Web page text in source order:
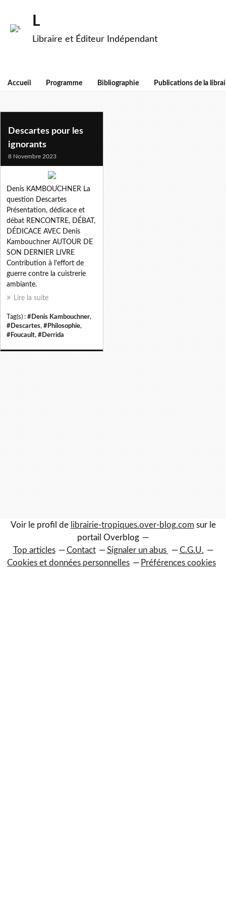
L
Libraire et Éditeur Indépendant
Accueil Programme Bibliographie Publications de la
derrida
Descartes pour les
ignorants
8 Novembre 2023
Denis KAMBOUCHNER La
question Descartes
Présentation, dédicace et
débat RENCONTRE, DÉBAT,
DÉDICACE AVEC Denis
Kambouchner AUTOUR DE
SON DERNIER LIVRE
Contribution à l'effort de
guerre contre la cuistrerie
ambiante.
Lire la suite
Tag(s) : #Denis Kambouchner,
#Descartes, #Philosophie,
#Foucault, #Derrida
Voir le profil de librairie-tropiques.over-blog.com sur le
portail Overblog
Top articles
Contact Signaler un abus
C.G.U.
Cookies et données personnelles
Préférences cookies